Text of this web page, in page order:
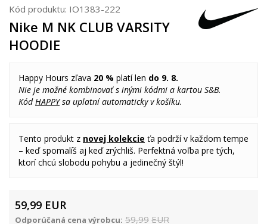
Kód produktu: IO1383-222
Nike M NK CLUB VARSITY
HOODIE
Happy Hours zľava 20 % platí len do 9. 8.
Nie je možné kombinovať s inými kódmi a kartou S&B.
KódHAPPYsa uplatní automaticky v košíku.
Tento produkt z novej kolekcie ťa podrží v každom tempe
– keď spomalíš aj keď zrýchliš. Perfektná voľba pre tých,
ktorí chcú slobodu pohybu a jedinečný štýl!
59,99 EUR
Odporúčaná cena výrobcu: 59,99 EUR